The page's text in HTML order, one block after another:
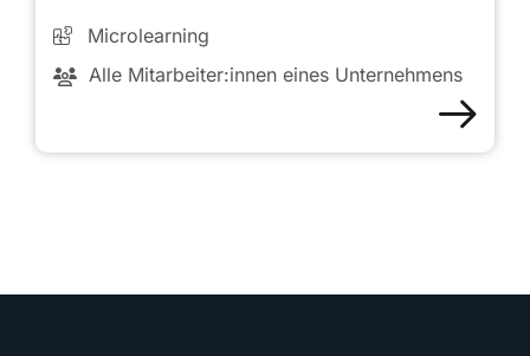
Microlearning
Alle Mitarbeiter:innen eines Unternehmens